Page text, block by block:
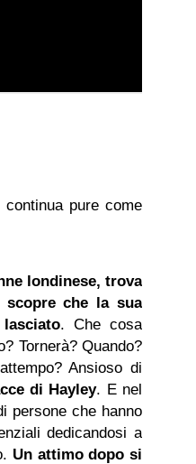
pure come
londinese, trova
che la sua
. Che cosa
Tornerà? Quando?
Ansioso di
di Hayley. E nel
persone che hanno
dedicandosi a
Un attimo dopo si